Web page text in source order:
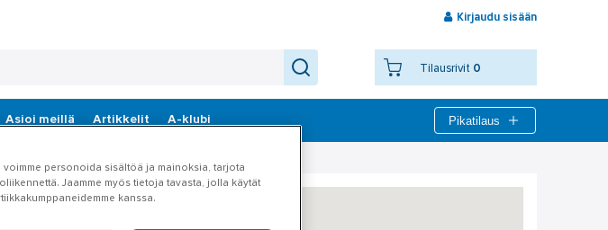
Kirjaudu sisään
Tilausrivit 0
Asioi meillä Artikkelit A-klubi Pikatilaus
voimme personoida sisältöä ja mainoksia, tarjota
Jaamme myös tietoja tavasta, jolla käytät
kanssa.